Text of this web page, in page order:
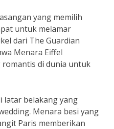
yang memilih
untuk melamar
dari The Guardian
Menara Eiffel
di dunia untuk
latar belakang yang
Menara besi yang
Paris memberikan